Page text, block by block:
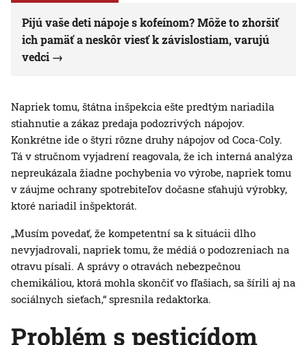
Pijú vaše deti nápoje s kofeínom? Môže to zhoršiť
ich pamäť a neskôr viesť k závislostiam, varujú
vedci
Napriek tomu, štátna inšpekcia ešte predtým nariadila
stiahnutie a zákaz predaja podozrivých nápojov.
Konkrétne ide o štyri rôzne druhy nápojov od Coca-Coly.
Tá v stručnom vyjadrení reagovala, že ich interná analýza
nepreukázala žiadne pochybenia vo výrobe, napriek tomu
v záujme ochrany spotrebiteľov dočasne sťahujú výrobky,
ktoré nariadil inšpektorát.
„Musím povedať, že kompetentní sa k situácii dlho
nevyjadrovali, napriek tomu, že médiá o podozreniach na
otravu písali. A správy o otravách nebezpečnou
chemikáliou, ktorá mohla skončiť vo fľašiach, sa šírili aj na
sociálnych sieťach,“ spresnila redaktorka.
Problém s pesticídom